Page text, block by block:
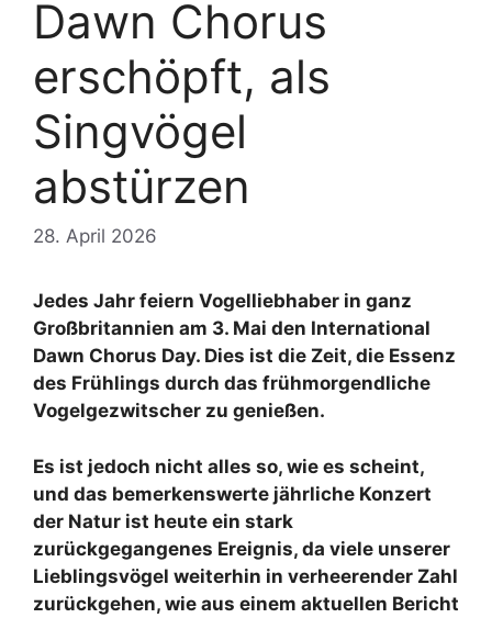
Dawn Chorus
erschöpft, als
Singvögel
abstürzen
28. April 2026
Jedes Jahr feiern Vogelliebhaber in ganz
Großbritannien am 3. Mai den International
Dawn Chorus Day. Dies ist die Zeit, die Essenz
des Frühlings durch das frühmorgendliche
Vogelgezwitscher zu genießen.
Es ist jedoch nicht alles so, wie es scheint,
und das bemerkenswerte jährliche Konzert
der Natur ist heute ein stark
zurückgegangenes Ereignis, da viele unserer
Lieblingsvögel weiterhin in verheerender Zahl
zurückgehen, wie aus einem aktuellen Bericht